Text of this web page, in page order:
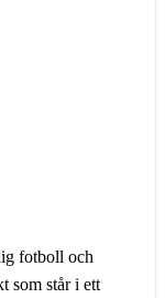
fotboll och
som står i ett